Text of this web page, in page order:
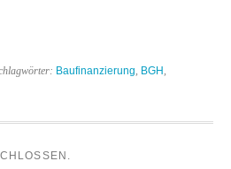
Baufinanzierung, BGH ,